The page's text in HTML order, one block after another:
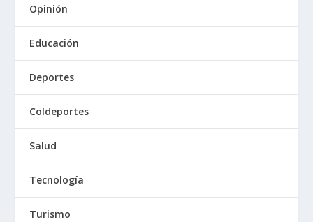
Opinión
Educación
Deportes
Coldeportes
Salud
Tecnología
Turismo